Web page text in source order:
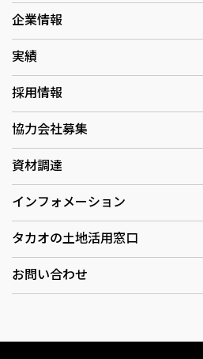
企業情報
実績
採用情報
協力会社募集
資材調達
インフォメーション
タカオの土地活用窓口
お問い合わせ